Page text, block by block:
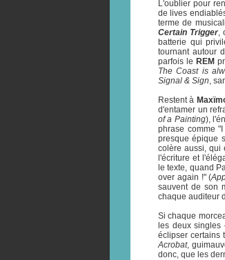
L'oublier pour
de lives
terme de
Certain Trigger,
batterie qui
tournant autour
parfois le REM
The Coast is
Signal & Sign,
Restent à
d'entamer un
of a Painting),
phrase comme
presque épique
colère aussi, qui
l'écriture et
le texte, quand
over again !" (
sauvent de son
chaque auditeur
Si chaque
les deux
éclipser certains
Acrobat,
donc, que les